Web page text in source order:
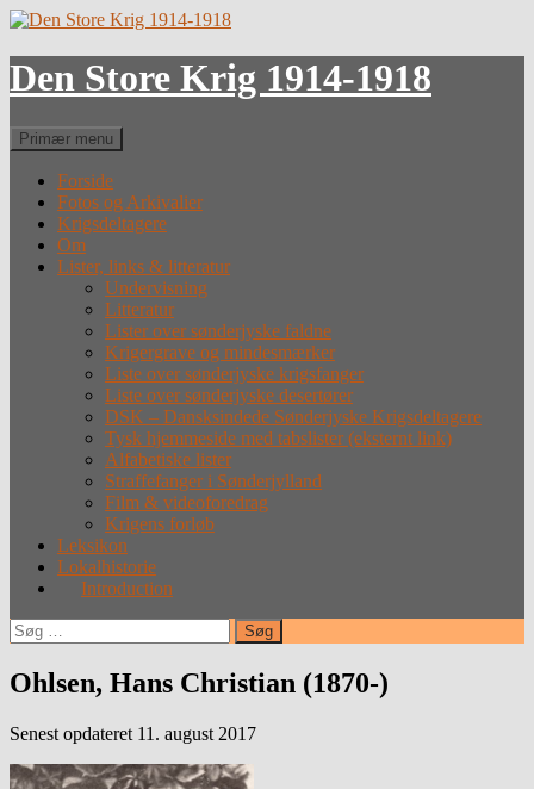
Hop
indhold
Den Store Krig 1914-1918
Søg
Primær menu
Forside
Fotos og Arkivalier
Krigsdeltagere
Om
Lister, links & litteratur
Undervisning
Litteratur
Lister over sønderjyske faldne
Krigergrave og mindesmærker
Liste over sønderjyske krigsfanger
Liste over sønderjyske desertører
DSK – Dansksindede Sønderjyske Krigsdeltagere
Tysk hjemmeside med tabslister (eksternt link)
Alfabetiske lister
Straffefanger i Sønderjylland
Film & videoforedrag
Krigens forløb
Leksikon
Lokalhistorie
Introduction
Søg
efter:
Ohlsen, Hans Christian (1870-)
Senest opdateret 11. august 2017